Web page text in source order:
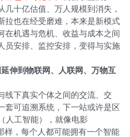
十亿估值、万人规模到消失，
拉也在经受磨难，本来是新模式
在机遇与危机、收益与成本之间
员安排、监控安排，变得与实施
伸到物联网、人联网、万物互
下真实个体之间的交流、交
套可追溯系统，下一站或许是区
人工智能），就像电影
样，每个人都可能拥有一个智能